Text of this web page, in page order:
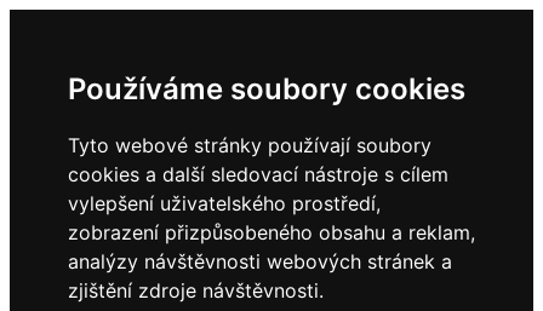
Používáme soubory cookies
Tyto webové stránky používají soubory
cookies a další sledovací nástroje s cílem
vylepšení uživatelského prostředí,
zobrazení přizpůsobeného obsahu a reklam,
analýzy návštěvnosti webových stránek a
zjištění zdroje návštěvnosti.